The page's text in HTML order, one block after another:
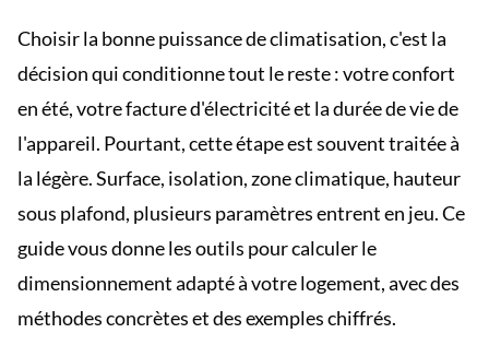
Choisir la bonne puissance de climatisation, c'est la
décision qui conditionne tout le reste : votre confort
en été, votre facture d'électricité et la durée de vie de
l'appareil. Pourtant, cette étape est souvent traitée à
la légère. Surface, isolation, zone climatique, hauteur
sous plafond, plusieurs paramètres entrent en jeu. Ce
guide vous donne les outils pour calculer le
dimensionnement adapté à votre logement, avec des
méthodes concrètes et des exemples chiffrés.